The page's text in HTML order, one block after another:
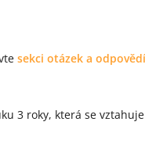
sekci otázek a odpovědí
3 roky, která se